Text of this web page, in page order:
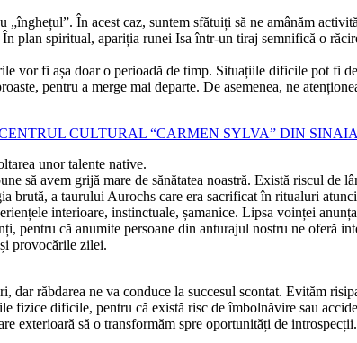
În acest caz, suntem sfătuiți să ne amânăm
plan spiritual, apariția runei Isa într-un tiraj semnifică o
vor fi așa doar o perioadă de timp. Situațiile dificile pot fi
pentru a merge mai departe. De asemenea, ne
CULTURAL “CARMEN SYLVA” DIN SINAIA
unor talente native.
să avem grijă mare de sănătatea noastră. Există riscul de
brută, a taurului Aurochs care era sacrificat în ritualuri
interioare, instinctuale, șamanice. Lipsa voinței
pentru că anumite persoane din anturajul nostru ne oferă
provocările zilei.
dar răbdarea ne va conduce la succesul scontat. Evităm
fizice dificile, pentru că există risc de îmbolnăvire sau
exterioară să o transformăm spre oportunități de introspecții.